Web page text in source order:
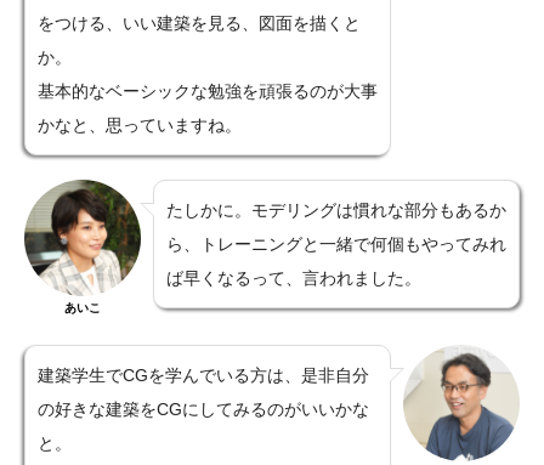
をつける、いい建築を見る、図面を描くと
か。
基本的なベーシックな勉強を頑張るのが大事
かなと、思っていますね。
あいこ
たしかに。モデリングは慣れな部分もあるか
ら、トレーニングと一緒で何個もやってみれ
ば早くなるって、言われました。
建築学生でCGを学んでいる方は、是非自分
の好きな建築をCGにしてみるのがいいかな
と。